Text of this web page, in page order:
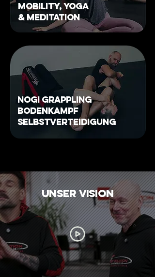
MOBILITY, YOGA
& MEDITATION
NoGI GRAPPLING
BODEnkampf
Selbstverteidigung
unser Vision